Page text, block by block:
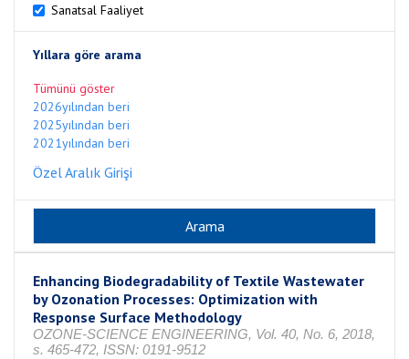
Sanatsal Faaliyet
Yıllara göre arama
Tümünü göster
2026yılından beri
2025yılından beri
2021yılından beri
Özel Aralık Girişi
Enhancing Biodegradability of Textile Wastewater
by Ozonation Processes: Optimization with
Response Surface Methodology
OZONE-SCIENCE ENGINEERING, Vol. 40, No. 6, 2018,
s. 465-472, ISSN: 0191-9512